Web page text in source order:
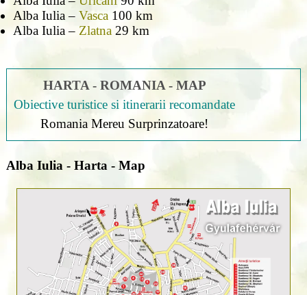
Alba Iulia – Vasca 100 km
Alba Iulia – Zlatna29 km
HARTA - ROMANIA - MAP
Obiective turistice si itinerarii recomandate
Romania Mereu Surprinzatoare!
Alba Iulia - Harta - Map